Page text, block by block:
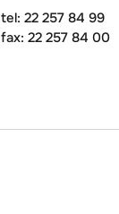
tel: 22 257 84 99
fax: 22 257 84 00